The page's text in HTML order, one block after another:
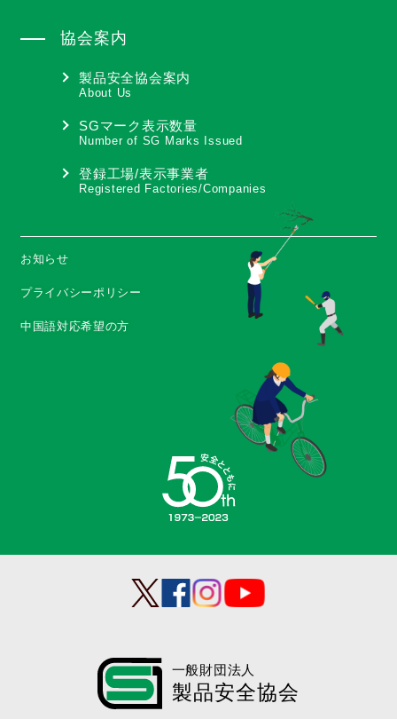
協会案内
製品安全協会案内
About Us
SGマーク表示数量
Number of SG Marks Issued
登録工場/表示事業者
Registered Factories/Companies
お知らせ
プライバシーポリシー
中国語対応希望の方
一般財団法人
製品安全協会